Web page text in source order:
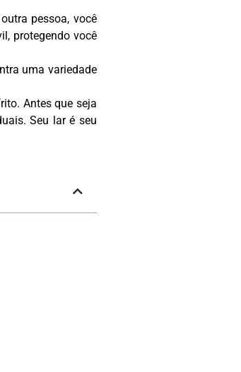
pessoa, você
protegendo você
uma variedade
Antes que seja
Seu lar é seu